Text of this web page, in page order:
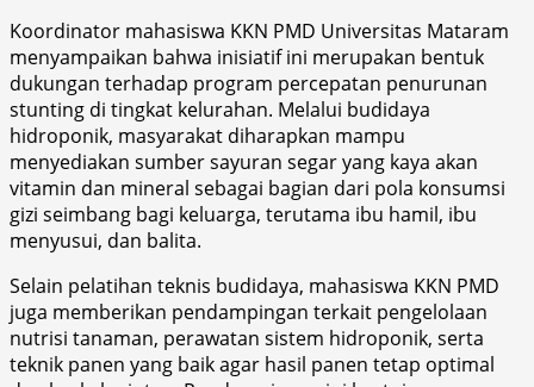
Koordinator mahasiswa KKN PMD Universitas Mataram
menyampaikan bahwa inisiatif ini merupakan bentuk
dukungan terhadap program percepatan penurunan
stunting di tingkat kelurahan. Melalui budidaya
hidroponik, masyarakat diharapkan mampu
menyediakan sumber sayuran segar yang kaya akan
vitamin dan mineral sebagai bagian dari pola konsumsi
gizi seimbang bagi keluarga, terutama ibu hamil, ibu
menyusui, dan balita.
Selain pelatihan teknis budidaya, mahasiswa KKN PMD
juga memberikan pendampingan terkait pengelolaan
nutrisi tanaman, perawatan sistem hidroponik, serta
teknik panen yang baik agar hasil panen tetap optimal